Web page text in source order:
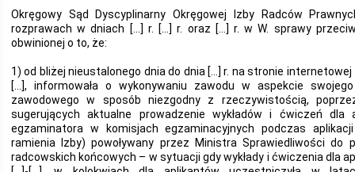
Okręgowy Sąd Dyscyplinarny Okręgowej Izby Radców
rozprawach w dniach […] r. […] r. oraz […] r. w W. sprawy
obwinionej o to, że:
1) od bliżej nieustalonego dnia do dnia […] r. na stronie
[…], informowała o wykonywaniu zawodu w aspekcie
zawodowego w sposób niezgodny z rzeczywistością,
sugerujących aktualne prowadzenie wykładów i ćwiczeń dla
egzaminatora w komisjach egzaminacyjnych podczas
ramienia Izby) powoływany przez Ministra Sprawiedliwości do
radcowskich końcowych – w sytuacji gdy wykłady i ćwiczenia dla